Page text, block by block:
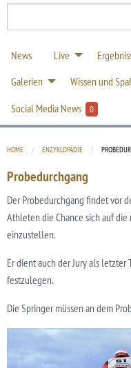
News Live
Galerien
Wissen und
Social Media News
0
HOME ENZYKLOPÄDIE CURRENT:
Probedurchgang
Der Probedurchgang findet vor
Athleten die Chance sich auf
einzustellen.
Er dient auch der Jury als
festzulegen.
Die Springer müssen an dem